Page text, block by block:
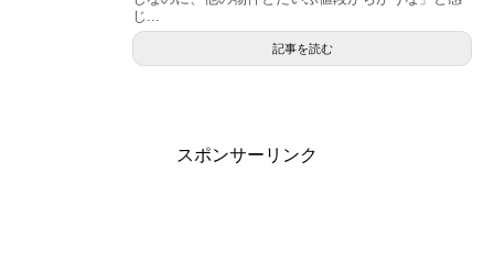
じ...
記事を読む
スポンサーリンク